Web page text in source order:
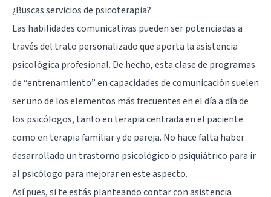
¿Buscas servicios de psicoterapia?
Las habilidades comunicativas pueden ser potenciadas a
través del trato personalizado que aporta la asistencia
psicológica profesional. De hecho, esta clase de programas
de “entrenamiento” en capacidades de comunicación suelen
ser uno de los elementos más frecuentes en el día a día de
los psicólogos, tanto en terapia centrada en el paciente
como en terapia familiar y de pareja. No hace falta haber
desarrollado un trastorno psicológico o psiquiátrico para ir
al psicólogo para mejorar en este aspecto.
Así pues, si te estás planteando contar con asistencia